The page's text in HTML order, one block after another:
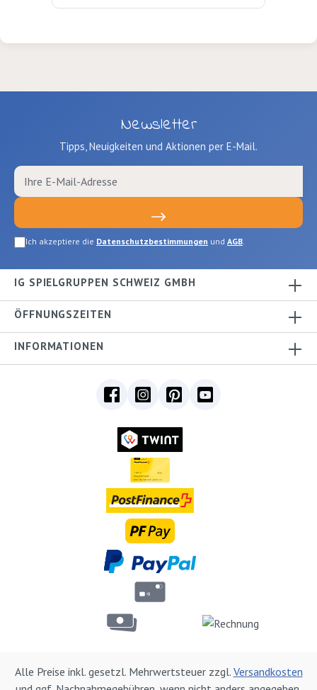
Newsletter
Tipps, Neuigkeiten und Aktionen per E-Mail.
Ich akzeptiere die Datenschutzbestimmungen und AGB.
IG SPIELGRUPPEN SCHWEIZ GMBH
ÖFFNUNGSZEITEN
INFORMATIONEN
Alle Preise inkl. gesetzl. Mehrwertsteuer zzgl. Versandkosten